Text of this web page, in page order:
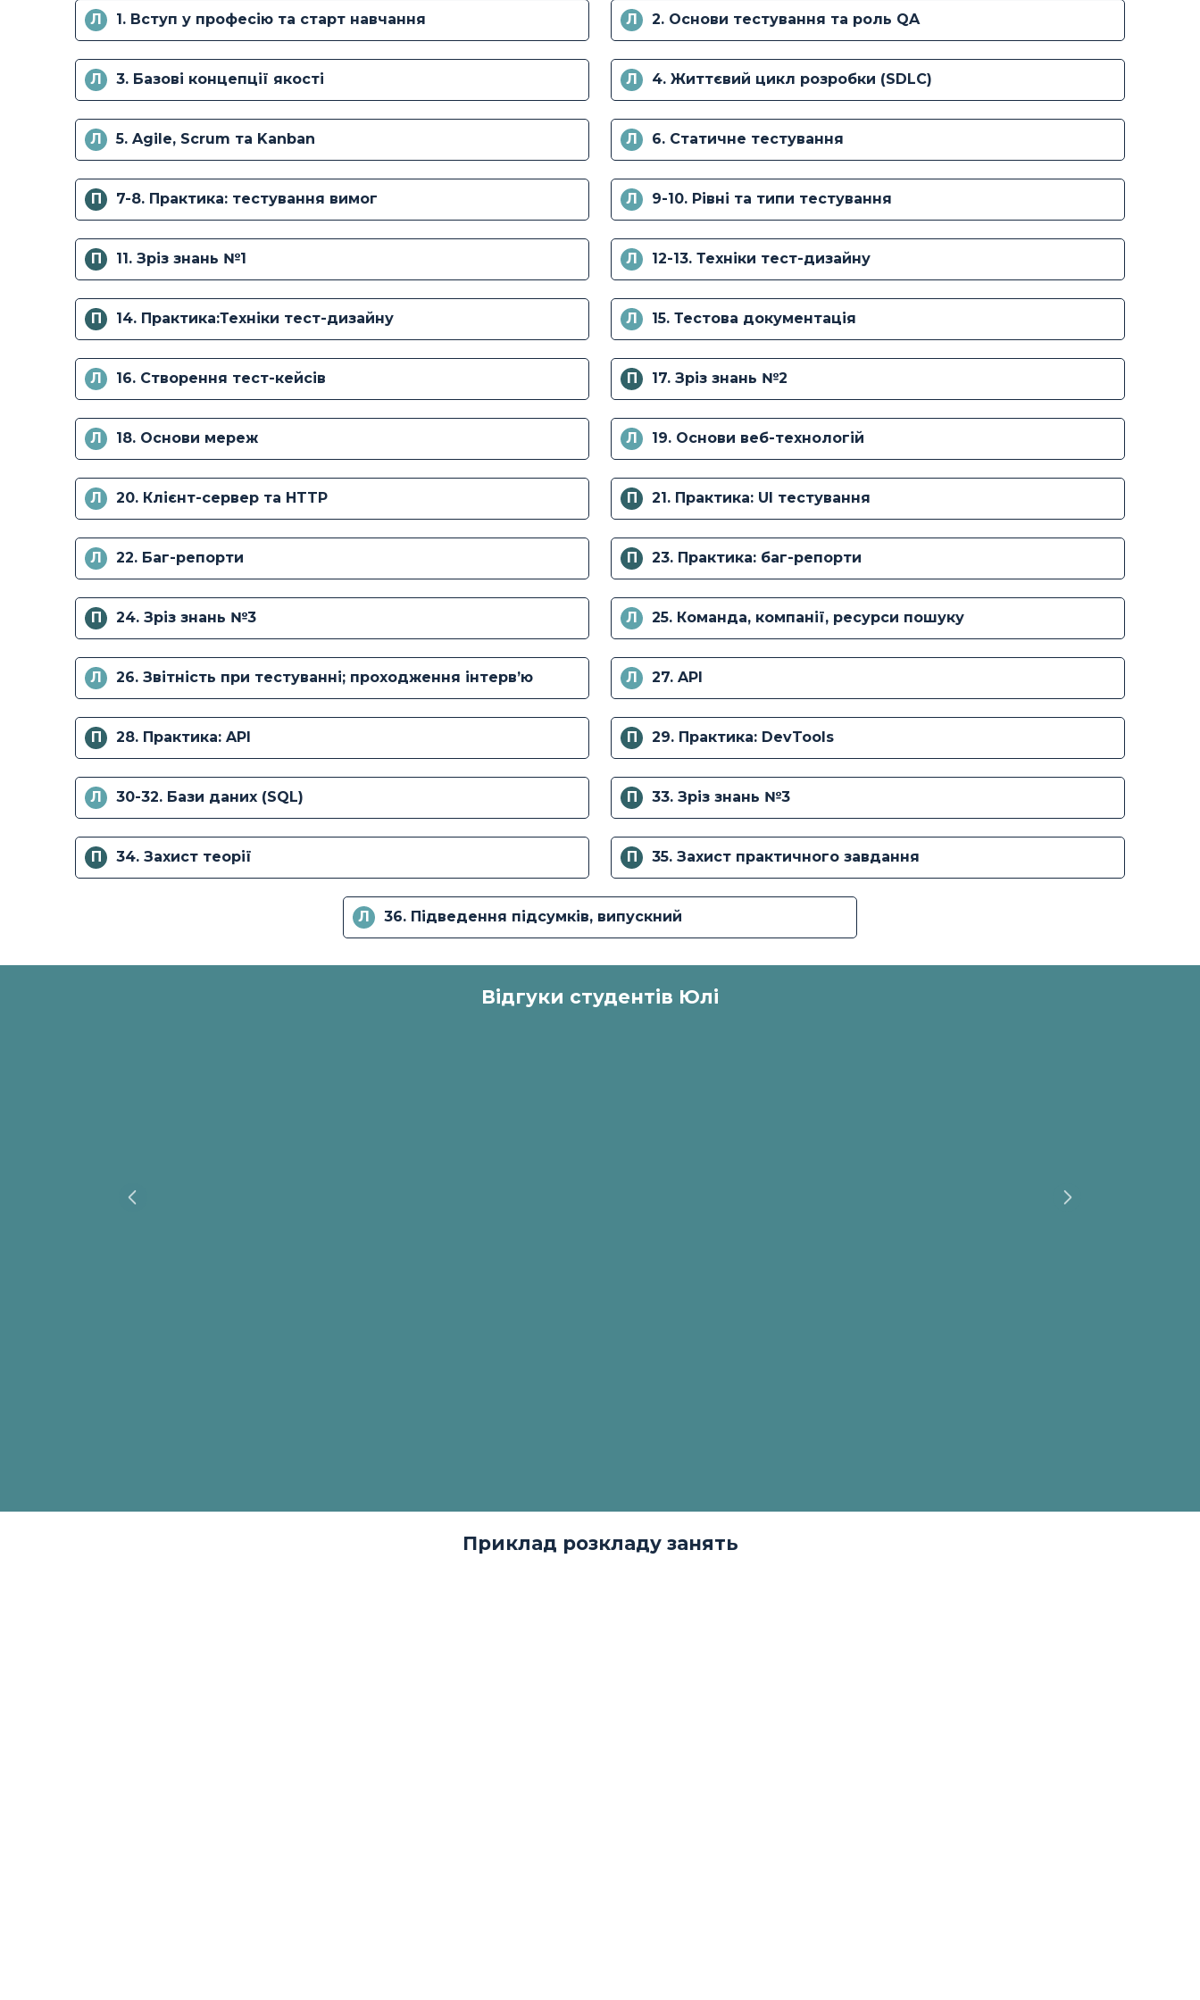
Л 1. Вступ у професію та старт навчання Л 2. Основи тестування та роль QA
Л 3. Базові концепції якості Л 4. Життєвий цикл розробки (SDLC)
Л 5. Agile, Scrum та Kanban Л 6. Статичне тестування
П 7-8. Практика: тестування вимог Л 9-10. Рівні та типи тестування
П 11. Зріз знань №1 Л 12-13. Техніки тест-дизайну
П 14. Практика:Техніки тест-дизайну Л 15. Тестова документація
Л 16. Створення тест-кейсів П 17. Зріз знань №2
Л 18. Основи мереж Л 19. Основи веб-технологій
Л 20. Клієнт-сервер та HTTP П 21. Практика: UI тестування
Л 22. Баг-репорти П 23. Практика: баг-репорти
П 24. Зріз знань №3 Л 25. Команда, компанії, ресурси пошуку
Л 26. Звітність при тестуванні; проходження інтервʼю Л 27. API
П 28. Практика: API П 29. Практика: DevTools
Л 30-32. Бази даних (SQL) П 33. Зріз знань №3
П 34. Захист теорії П 35. Захист практичного завдання
Л 36. Підведення підсумків, випускний
Відгуки студентів Юлі
Приклад розкладу занять